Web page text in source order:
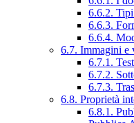
6.6.2.
6.6.3.
6.6.4.
6.7. Immagini e
6.7.1.
6.7.2.
6.7.3.
6.8. Proprietà
6.8.1.